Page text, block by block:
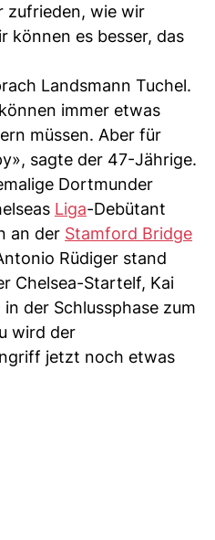
zufrieden, wie wir
können es besser, das
Landsmann Tuchel.
immer etwas
müssen. Aber für
sagte der 47-Jährige.
Dortmunder
Liga-Debütant
an der Stamford Bridge
Rüdiger stand
Chelsea-Startelf, Kai
der Schlussphase zum
wird der
jetzt noch etwas